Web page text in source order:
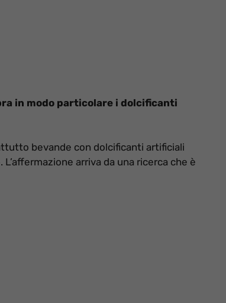
in modo particolare i dolcificanti
bevande con dolcificanti artificiali
arriva da una ricerca che è